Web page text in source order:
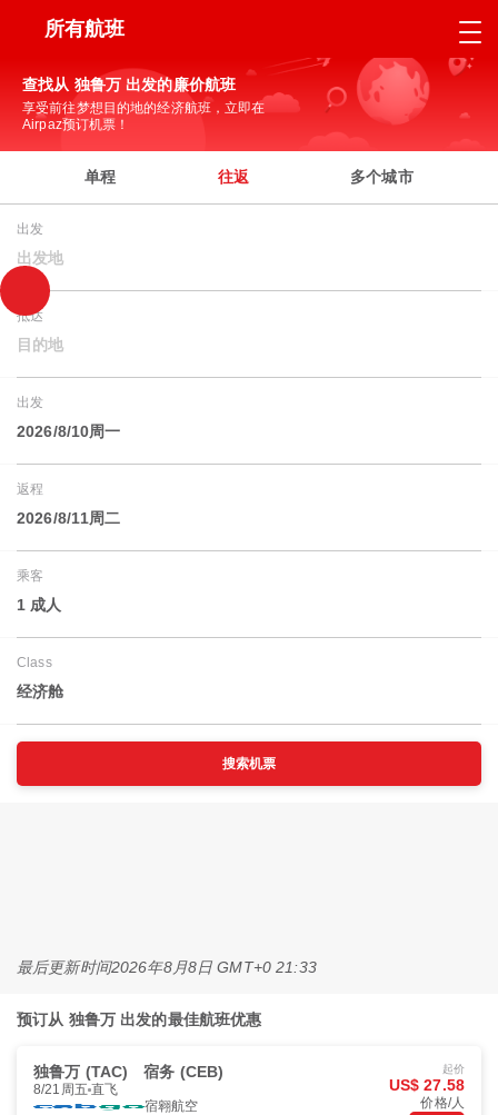
所有航班
查找从 独鲁万 出发的廉价航班
享受前往梦想目的地的经济航班，立即在
Airpaz预订机票！
单程 往返 多个城市
出发
出发地
抵达
目的地
出发
2026/8/10周一
返程
2026/8/11周二
乘客
1 成人
Class
经济舱
搜索机票
最后更新时间2026年8月8日 GMT+0 21:33
预订从 独鲁万 出发的最佳航班优惠
独鲁万 (TAC) 宿务 (CEB)
8/21周五 直飞
宿翱航空
起价
US$ 27.58
价格/人